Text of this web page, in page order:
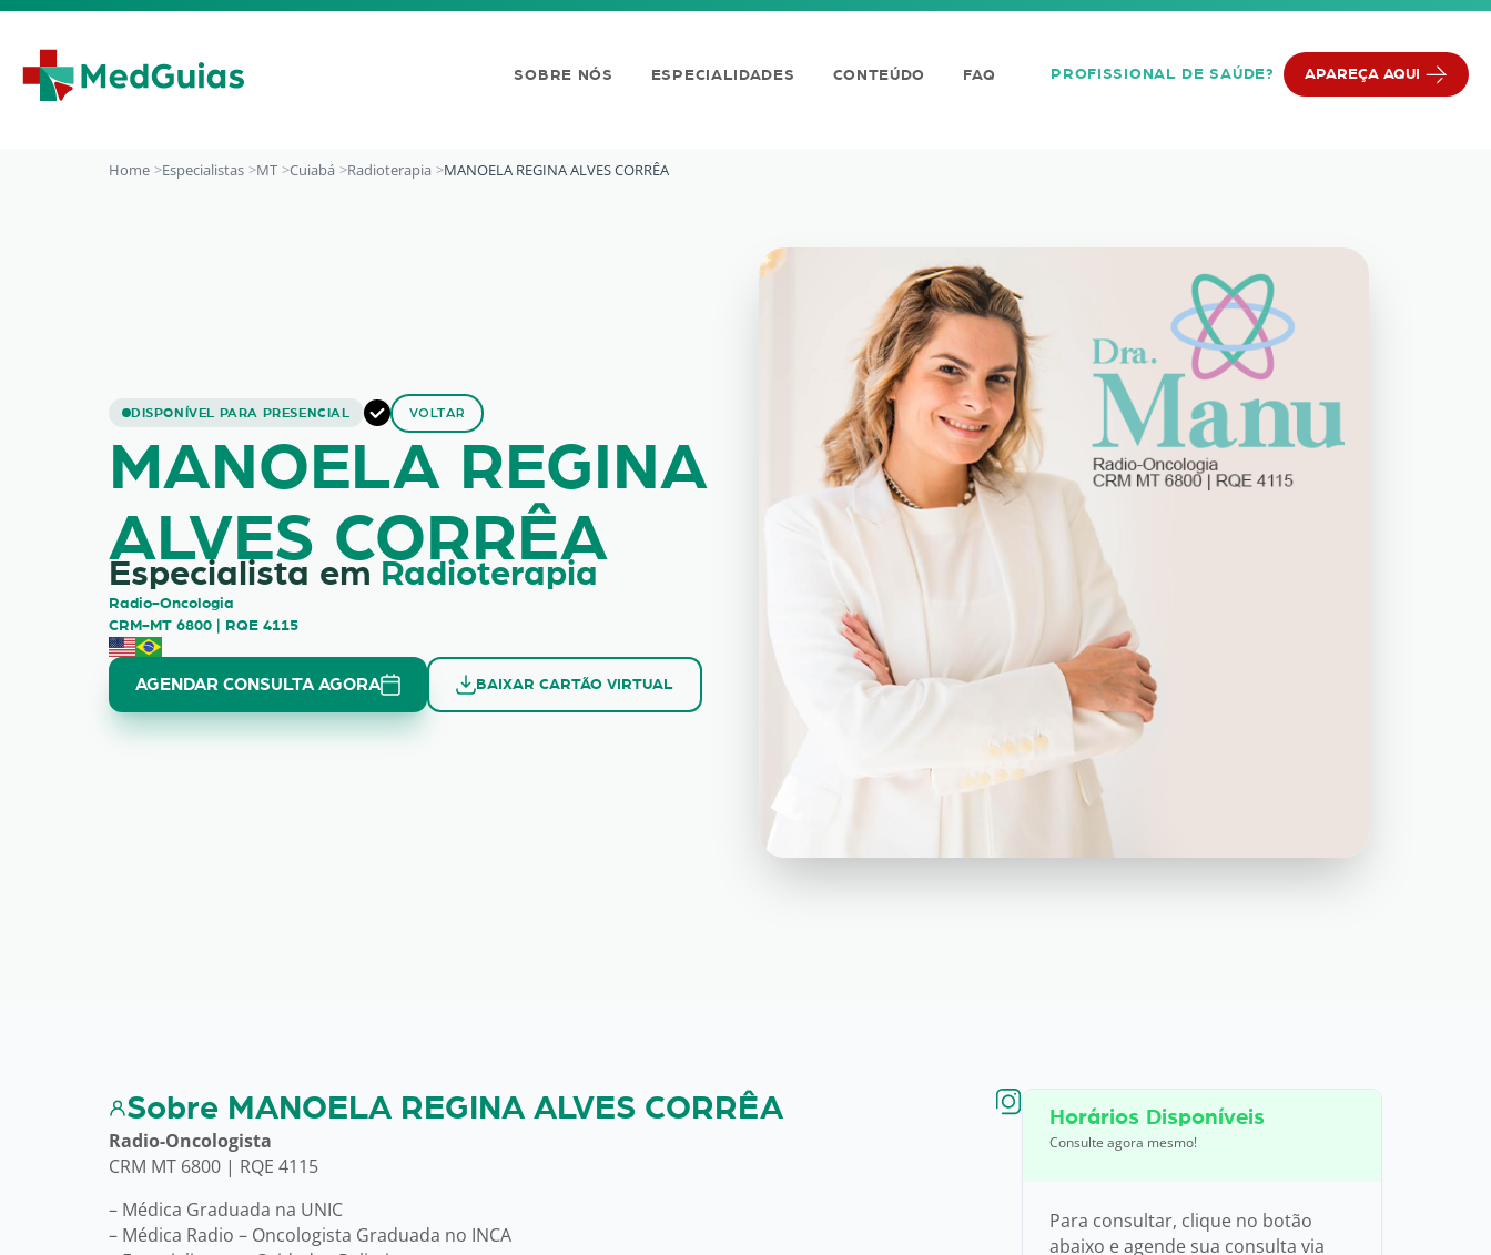
Ir para o conteúdo
SOBRE NÓS ESPECIALIDADES CONTEÚDO FAQ PROFISSIONAL DE SAÚDE? APAREÇA AQUI
Home Especialistas MT Cuiabá Radioterapia MANOELA REGINA ALVES CORRÊA
DISPONÍVEL PARA PRESENCIAL VOLTAR
MANOELA REGINA ALVES CORRÊA
MANOELA REGINA
ALVES CORRÊA
Especialista em Radioterapia
Radio-Oncologia
CRM-MT 6800 | RQE 4115
AGENDAR CONSULTA AGORA BAIXAR CARTÃO VIRTUAL
Sobre MANOELA REGINA ALVES CORRÊA
Radio-Oncologista
CRM MT 6800 | RQE 4115
– Médica Graduada na UNIC
– Médica Radio – Oncologista Graduada no INCA
Horários Disponíveis
Consulte agora mesmo!
Para consultar, clique no botão
abaixo e agende sua consulta via